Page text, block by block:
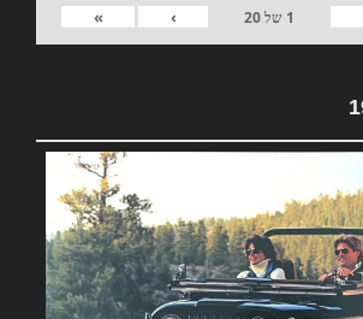
1 של20
›
»